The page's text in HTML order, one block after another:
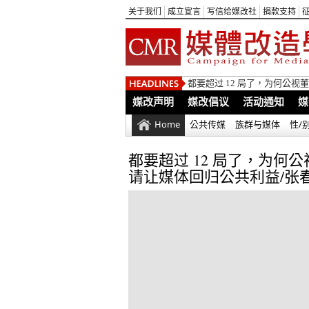
关于我们 成立宣言 写信给媒改社 捐款支持
都要超过 12 局了，为何公视
媒改声明 媒改倡议 活动通知
Home 公共传媒 族群与媒体 性/
都要超过 12 局了，为何
请让媒体回归公共利益/张